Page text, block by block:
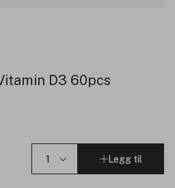
D3 60pcs
Legg til